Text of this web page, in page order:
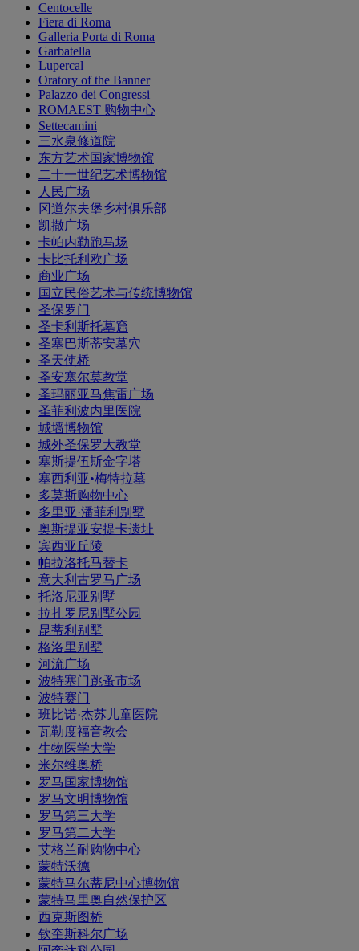
Centocelle
Fiera di Roma
Galleria Porta di Roma
Garbatella
Lupercal
Oratory of the Banner
Palazzo dei Congressi
ROMAEST 购物中心
Settecamini
三水泉修道院
东方艺术国家博物馆
二十一世纪艺术博物馆
人民广场
冈道尔夫堡乡村俱乐部
凯撒广场
卡帕内勒跑马场
卡比托利欧广场
商业广场
国立民俗艺术与传统博物馆
圣保罗门
圣卡利斯托墓窟
圣塞巴斯蒂安墓穴
圣天使桥
圣安塞尔莫教堂
圣玛丽亚马焦雷广场
圣菲利波内里医院
城墙博物馆
城外圣保罗大教堂
塞斯提伍斯金字塔
塞西利亚•梅特拉墓
多莫斯购物中心
多里亚·潘菲利别墅
奥斯提亚安提卡遗址
宾西亚丘陵
帕拉洛托马替卡
意大利古罗马广场
托洛尼亚别墅
拉扎罗尼别墅公园
昆蒂利别墅
格洛里别墅
河流广场
波特塞门跳蚤市场
波特赛门
班比诺·杰苏儿童医院
瓦勒度福音教会
生物医学大学
米尔维奥桥
罗马国家博物馆
罗马文明博物馆
罗马第三大学
罗马第二大学
艾格兰耐购物中心
蒙特沃德
蒙特马尔蒂尼中心博物馆
蒙特马里奥自然保护区
西克斯图桥
钦奎斯科尔广场